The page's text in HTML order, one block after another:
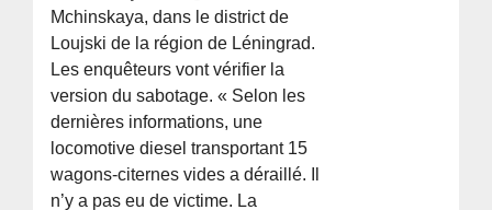
Mchinskaya, dans le district de
Loujski de la région de Léningrad.
Les enquêteurs vont vérifier la
version du sabotage. « Selon les
dernières informations, une
locomotive diesel transportant 15
wagons-citernes vides a déraillé. Il
n’y a pas eu de victime. La